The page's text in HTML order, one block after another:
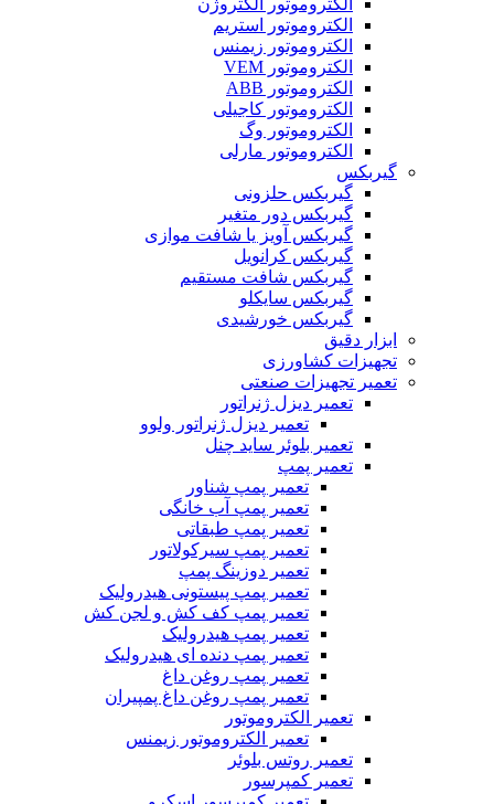
الکتروموتور الکتروژن
الکتروموتور استریم
الکتروموتور زیمنس
الکتروموتور VEM
الکتروموتور ABB
الکتروموتور کاجیلی
الکتروموتور وگ
الکتروموتور مارلی
گیربکس
گیربکس حلزونی
گیربکس دور متغیر
گیربکس آویز یا شافت موازی
گیربکس کرانویل
گیربکس شافت مستقیم
گیربکس سایکلو
گیربکس خورشیدی
ابزار دقیق
تجهیزات کشاورزی
تعمیر تجهیزات صنعتی
تعمیر دیزل ژنراتور
تعمیر دیزل ژنراتور ولوو
تعمیر بلوئر ساید چنل
تعمیر پمپ
تعمیر پمپ شناور
تعمیر پمپ آب خانگی
تعمیر پمپ طبقاتی
تعمیر پمپ سیرکولاتور
تعمیر دوزینگ پمپ
تعمیر پمپ پیستونی هیدرولیک
تعمیر پمپ کف کش و لجن کش
تعمیر پمپ هیدرولیک
تعمیر پمپ دنده ای هیدرولیک
تعمیر پمپ روغن داغ
تعمیر پمپ روغن داغ پمپیران
تعمیر الکتروموتور
تعمیر الکتروموتور زیمنس
تعمیر روتس بلوئر
تعمیر کمپرسور